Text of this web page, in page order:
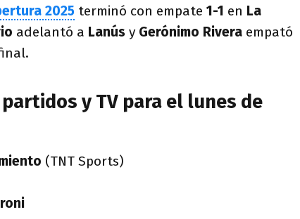
2025 terminó con empate 1-1 en La
adelantó a Lanús y Gerónimo Rivera empató
y TV para el lunes de
(TNT Sports)